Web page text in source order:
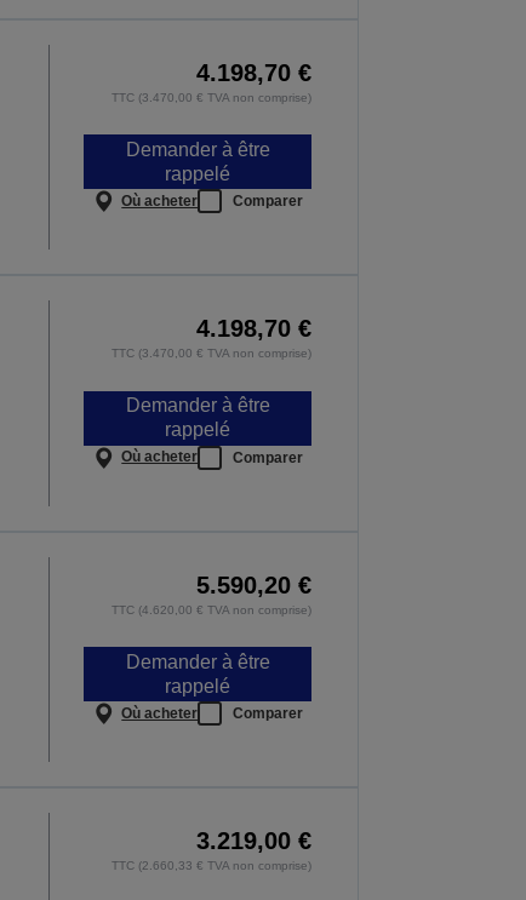
4.198,70 €
TTC (3.470,00 € TVA non comprise)
Demander à être
rappelé
Où acheter Comparer
4.198,70 €
TTC (3.470,00 € TVA non comprise)
Demander à être
rappelé
Où acheter Comparer
5.590,20 €
TTC (4.620,00 € TVA non comprise)
Demander à être
rappelé
Où acheter Comparer
3.219,00 €
TTC (2.660,33 € TVA non comprise)